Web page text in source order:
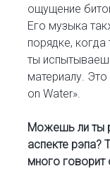
ощущение
Его музыка
порядке,
ты
материалу. Это
on Water».
Можешь ли ты
аспекте рэпа?
много говорит